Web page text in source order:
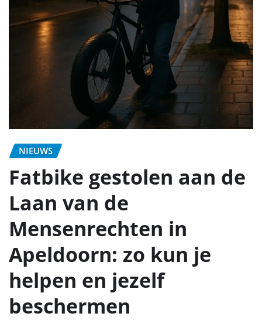
NIEUWS
Fatbike gestolen aan de
Laan van de
Mensenrechten in
Apeldoorn: zo kun je
helpen en jezelf
beschermen